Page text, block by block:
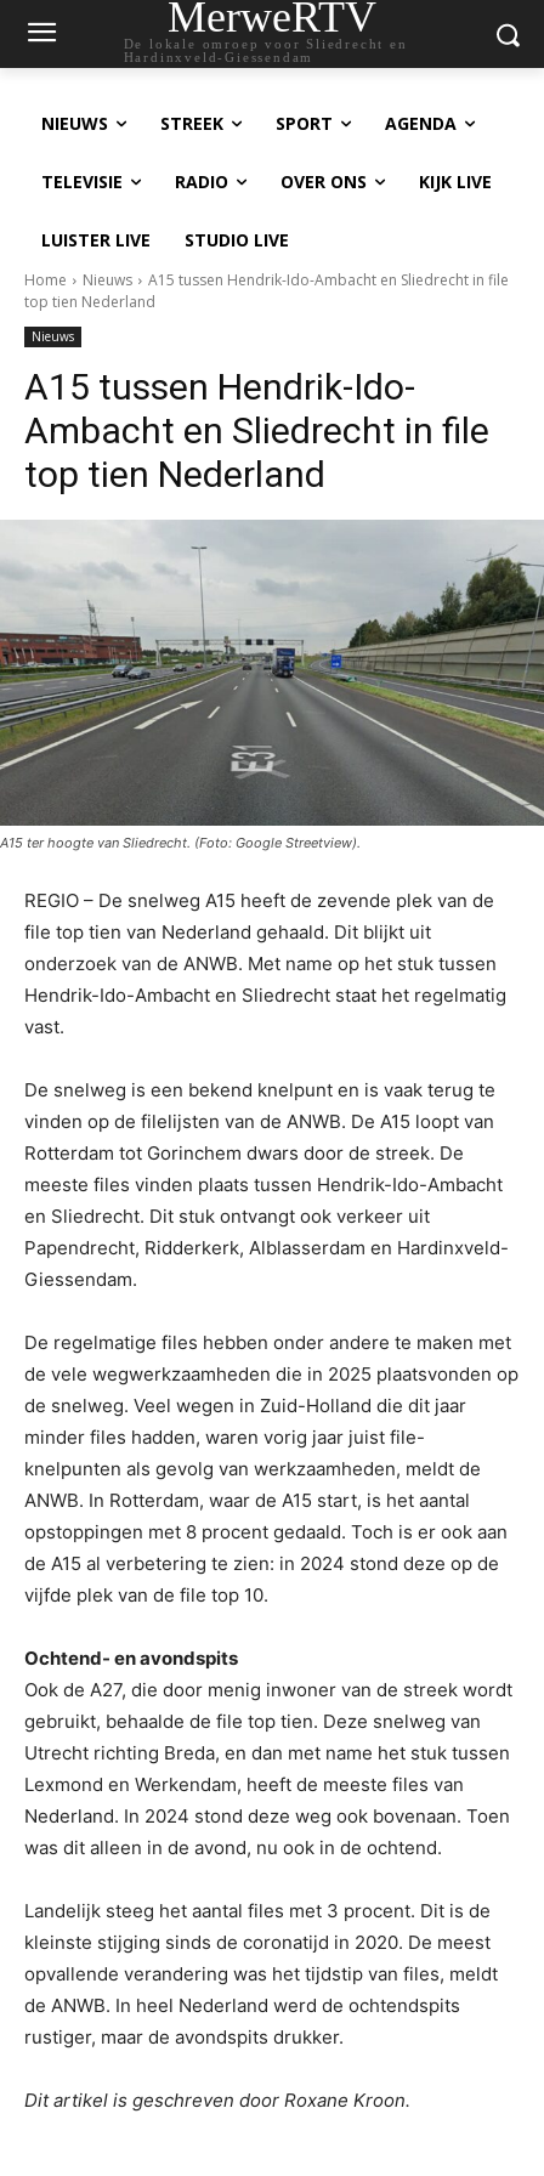
MerweRTV
De lokale omroep voor Sliedrecht en
Hardinxveld-Giessendam
NIEUWS STREEK SPORT AGENDA
TELEVISIE RADIO OVER ONS KIJK LIVE
LUISTER LIVE STUDIO LIVE
Home Nieuws
A15 tussen Hendrik-Ido-Ambacht en Sliedrecht in file
top tien Nederland
Nieuws
A15 tussen Hendrik-Ido-
Ambacht en Sliedrecht in file
top tien Nederland
A15 ter hoogte van Sliedrecht. (Foto: Google Streetview).
REGIO – De snelweg A15 heeft de zevende plek van de
file top tien van Nederland gehaald. Dit blijkt uit
onderzoek van de ANWB. Met name op het stuk tussen
Hendrik-Ido-Ambacht en Sliedrecht staat het regelmatig
vast.
De snelweg is een bekend knelpunt en is vaak terug te
vinden op de filelijsten van de ANWB. De A15 loopt van
Rotterdam tot Gorinchem dwars door de streek. De
meeste files vinden plaats tussen Hendrik-Ido-Ambacht
en Sliedrecht. Dit stuk ontvangt ook verkeer uit
Papendrecht, Ridderkerk, Alblasserdam en Hardinxveld-
Giessendam.
De regelmatige files hebben onder andere te maken met
de vele wegwerkzaamheden die in 2025 plaatsvonden op
de snelweg. Veel wegen in Zuid-Holland die dit jaar
minder files hadden, waren vorig jaar juist file-
knelpunten als gevolg van werkzaamheden, meldt de
ANWB. In Rotterdam, waar de A15 start, is het aantal
opstoppingen met 8 procent gedaald. Toch is er ook aan
de A15 al verbetering te zien: in 2024 stond deze op de
vijfde plek van de file top 10.
Ochtend- en avondspits
Ook de A27, die door menig inwoner van de streek wordt
gebruikt, behaalde de file top tien. Deze snelweg van
Utrecht richting Breda, en dan met name het stuk tussen
Lexmond en Werkendam, heeft de meeste files van
Nederland. In 2024 stond deze weg ook bovenaan. Toen
was dit alleen in de avond, nu ook in de ochtend.
Landelijk steeg het aantal files met 3 procent. Dit is de
kleinste stijging sinds de coronatijd in 2020. De meest
opvallende verandering was het tijdstip van files, meldt
de ANWB. In heel Nederland werd de ochtendspits
rustiger, maar de avondspits drukker.
Dit artikel is geschreven door Roxane Kroon.